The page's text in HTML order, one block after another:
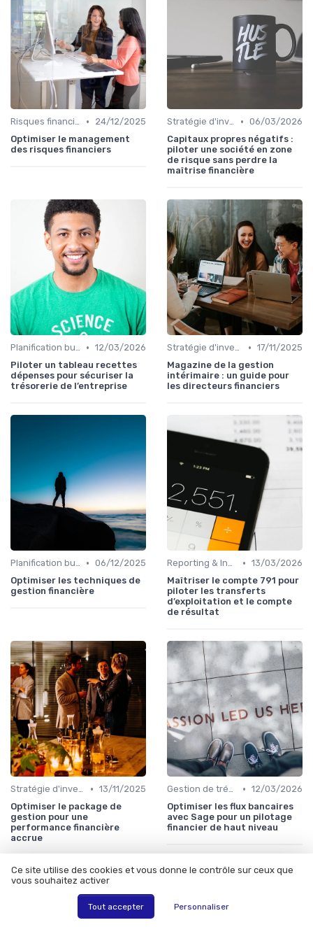
Risques financiers •
24/12/2025
Optimiser le management
des risques financiers
Stratégie d'investissement • 06/03/2026
Capitaux propres négatifs :
piloter une société en zone
de risque sans perdre la
maîtrise financière
Planification budgétaire • 12/03/2026
Piloter un tableau recettes
dépenses pour sécuriser la
trésorerie de l’entreprise
Stratégie d'investissement • 17/11/2025
Magazine de la gestion
intérimaire : un guide pour
les directeurs financiers
Planification budgétaire • 06/12/2025
Optimiser les techniques de
gestion financière
Reporting & Indicateurs • 13/03/2026
Maîtriser le compte 791 pour
piloter les transferts
d’exploitation et le compte
de résultat
Stratégie d'investissement • 13/11/2025
Optimiser le package de
gestion pour une
performance financière
accrue
Gestion de trésorerie • 12/03/2026
Optimiser les flux bancaires
avec Sage pour un pilotage
financier de haut niveau
Les articles par date
Ce site utilise des cookies et vous donne le contrôle sur ceux que
vous souhaitez activer
Tout accepter Personnaliser